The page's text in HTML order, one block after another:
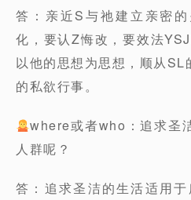
答：亲近S与祂建立亲密
化，要认Z悔改，要效法
以他的思想为思想，顺从SL
的私欲行事。
where或者who：追求圣
人群呢？
答：追求圣洁的生活适用